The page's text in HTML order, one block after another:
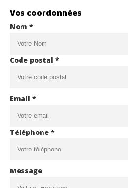
Vos coordonnées
Nom *
Code postal *
Email *
Téléphone *
Message